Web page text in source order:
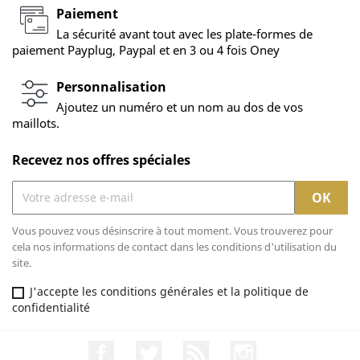
Paiement
La sécurité avant tout avec les plate-formes de
paiement Payplug, Paypal et en 3 ou 4 fois Oney
Personnalisation
Ajoutez un numéro et un nom au dos de vos
maillots.
Recevez nos offres spéciales
Vous pouvez vous désinscrire à tout moment. Vous trouverez pour
cela nos informations de contact dans les conditions d'utilisation du
site.
J'accepte les conditions générales et la politique de
confidentialité